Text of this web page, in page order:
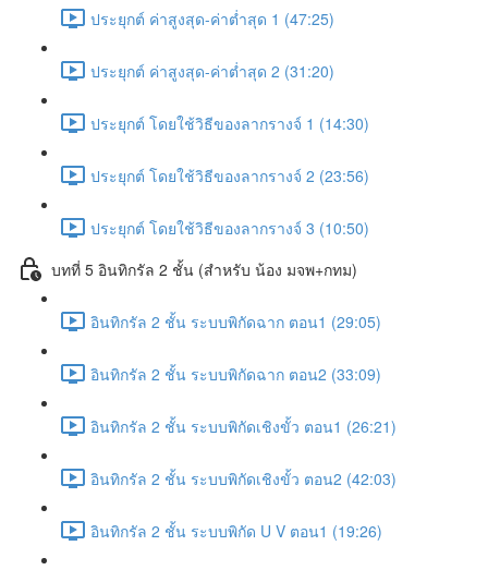
ประยุกต์ ค่าสูงสุด-ค่าต่ำสุด 1 (47:25)
ประยุกต์ ค่าสูงสุด-ค่าต่ำสุด 2 (31:20)
ประยุกต์ โดยใช้วิธีของลากรางจ์ 1 (14:30)
ประยุกต์ โดยใช้วิธีของลากรางจ์ 2 (23:56)
ประยุกต์ โดยใช้วิธีของลากรางจ์ 3 (10:50)
บทที่ 5 อินทิกรัล 2 ชั้น (สำหรับ น้อง มจพ+กทม)
อินทิกรัล 2 ชั้น ระบบพิกัดฉาก ตอน1 (29:05)
อินทิกรัล 2 ชั้น ระบบพิกัดฉาก ตอน2 (33:09)
อินทิกรัล 2 ชั้น ระบบพิกัดเชิงขั้ว ตอน1 (26:21)
อินทิกรัล 2 ชั้น ระบบพิกัดเชิงขั้ว ตอน2 (42:03)
อินทิกรัล 2 ชั้น ระบบพิกัด U V ตอน1 (19:26)